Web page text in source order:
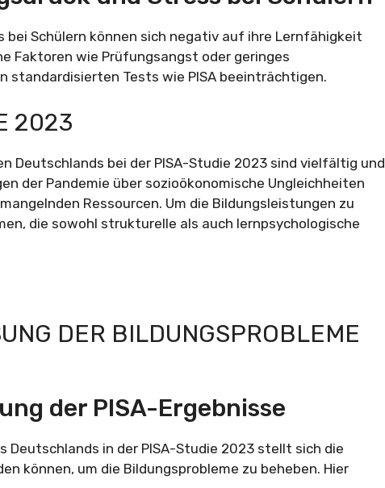
bei Schülern können sich negativ auf ihre Lernfähigkeit
Faktoren wie Prüfungsangst oder geringes
standardisierten Tests wie PISA beeinträchtigen.
2023
Deutschlands bei der PISA-Studie 2023 sind vielfältig und
der Pandemie über sozioökonomische Ungleichheiten
Ressourcen. Um die Bildungsleistungen zu
die sowohl strukturelle als auch lernpsychologische
DER BILDUNGSPROBLEME
der PISA-Ergebnisse
Deutschlands in der PISA-Studie 2023 stellt sich die
können, um die Bildungsprobleme zu beheben. Hier